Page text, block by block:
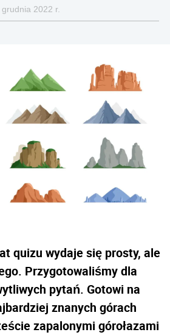
2022 r.
quizu wydaje się prosty, ale
Przygotowaliśmy dla
pytań. Gotowi na
znanych górach
zapalonymi górołazami